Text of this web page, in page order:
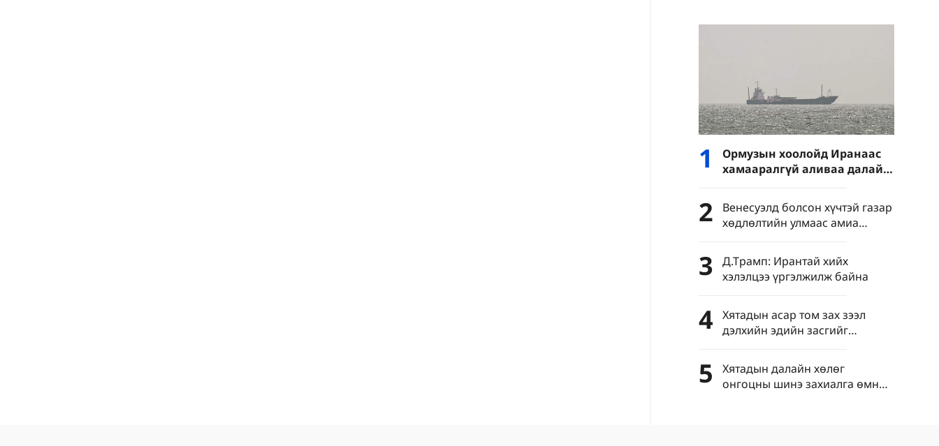
1
Ормузын хоолойд Иранаас
хамааралгүй аливаа далайн
зам нээхийг Иран
зөвшөөрөхгүй гэв
2
Венесуэлд болсон хүчтэй газар
хөдлөлтийн улмаас амиа
алдсан хүний тоо 6125-д хүрчээ
3
Д.Трамп: Ирантай хийх
хэлэлцээ үргэлжилж байна
4
Хятадын асар том зах зээл
дэлхийн эдийн засгийг
идэвхжүүлж байна
5
Хятадын далайн хөлөг
онгоцны шинэ захиалга өмнөх